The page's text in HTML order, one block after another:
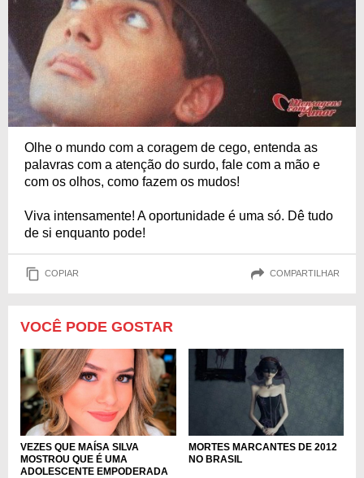
Olhe o mundo com a coragem de cego, entenda as
palavras com a atenção do surdo, fale com a mão e
com os olhos, como fazem os mudos!
Viva intensamente! A oportunidade é uma só. Dê tudo
de si enquanto pode!
COPIAR COMPARTILHAR
VOCÊ PODE GOSTAR
VEZES QUE MAÍSA SILVA
MOSTROU QUE É UMA
ADOLESCENTE EMPODERADA
MORTES MARCANTES DE 2012
NO BRASIL